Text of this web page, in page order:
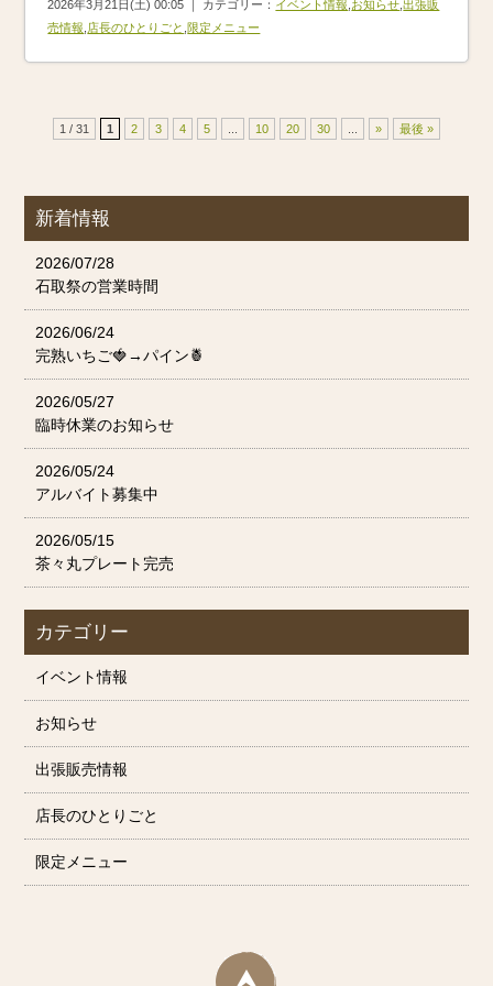
2026年3月21日(土) 00:05 ｜ カテゴリー： イベント情報 お知らせ ,出張販
売情報 店長のひとりごと ,限定メニュー
1 / 31 1 2 3 4 5 10 20 30 » 最後 »
新着情報
2026/07/28
石取祭の営業時間
2026/06/24
完熟いちご🍓→パイン🍍
2026/05/27
臨時休業のお知らせ
2026/05/24
アルバイト募集中
2026/05/15
茶々丸プレート完売
カテゴリー
イベント情報
お知らせ
出張販売情報
店長のひとりごと
限定メニュー